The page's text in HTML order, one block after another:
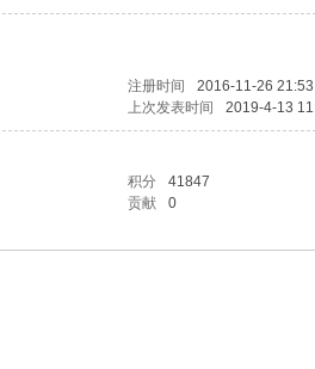
注册时间 2016-11-26 21:53
上次发表时间 2019-4-13
积分 41847
贡献 0